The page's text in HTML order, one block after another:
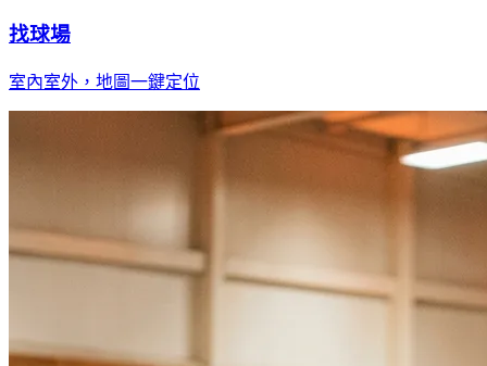
找球場
室內室外，地圖一鍵定位